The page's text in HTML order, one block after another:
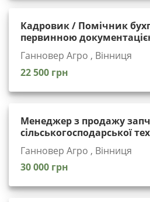
Кадровик / Помічник
первинною
Ганновер Агро , Вінниця
22 500 грн
Менеджер з продажу
сільськогосподарської
Ганновер Агро , Вінниця
30 000 грн